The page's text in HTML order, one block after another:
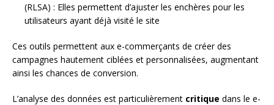
(RLSA) : Elles permettent d’ajuster les enchères pour les
utilisateurs ayant déjà visité le site
Ces outils permettent aux e-commerçants de créer des
campagnes hautement ciblées et personnalisées, augmentant
ainsi les chances de conversion.
L’analyse des données est particulièrement critique dans le e-